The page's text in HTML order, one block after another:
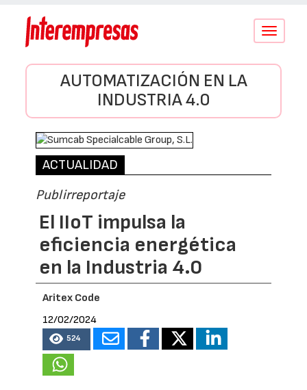
Conmutar
AUTOMATIZACIÓN EN LA
INDUSTRIA 4.0
ACTUALIDAD
Publirreportaje
El IIoT impulsa la
eficiencia energética
en la Industria 4.0
Aritex Code
12/02/2024
524